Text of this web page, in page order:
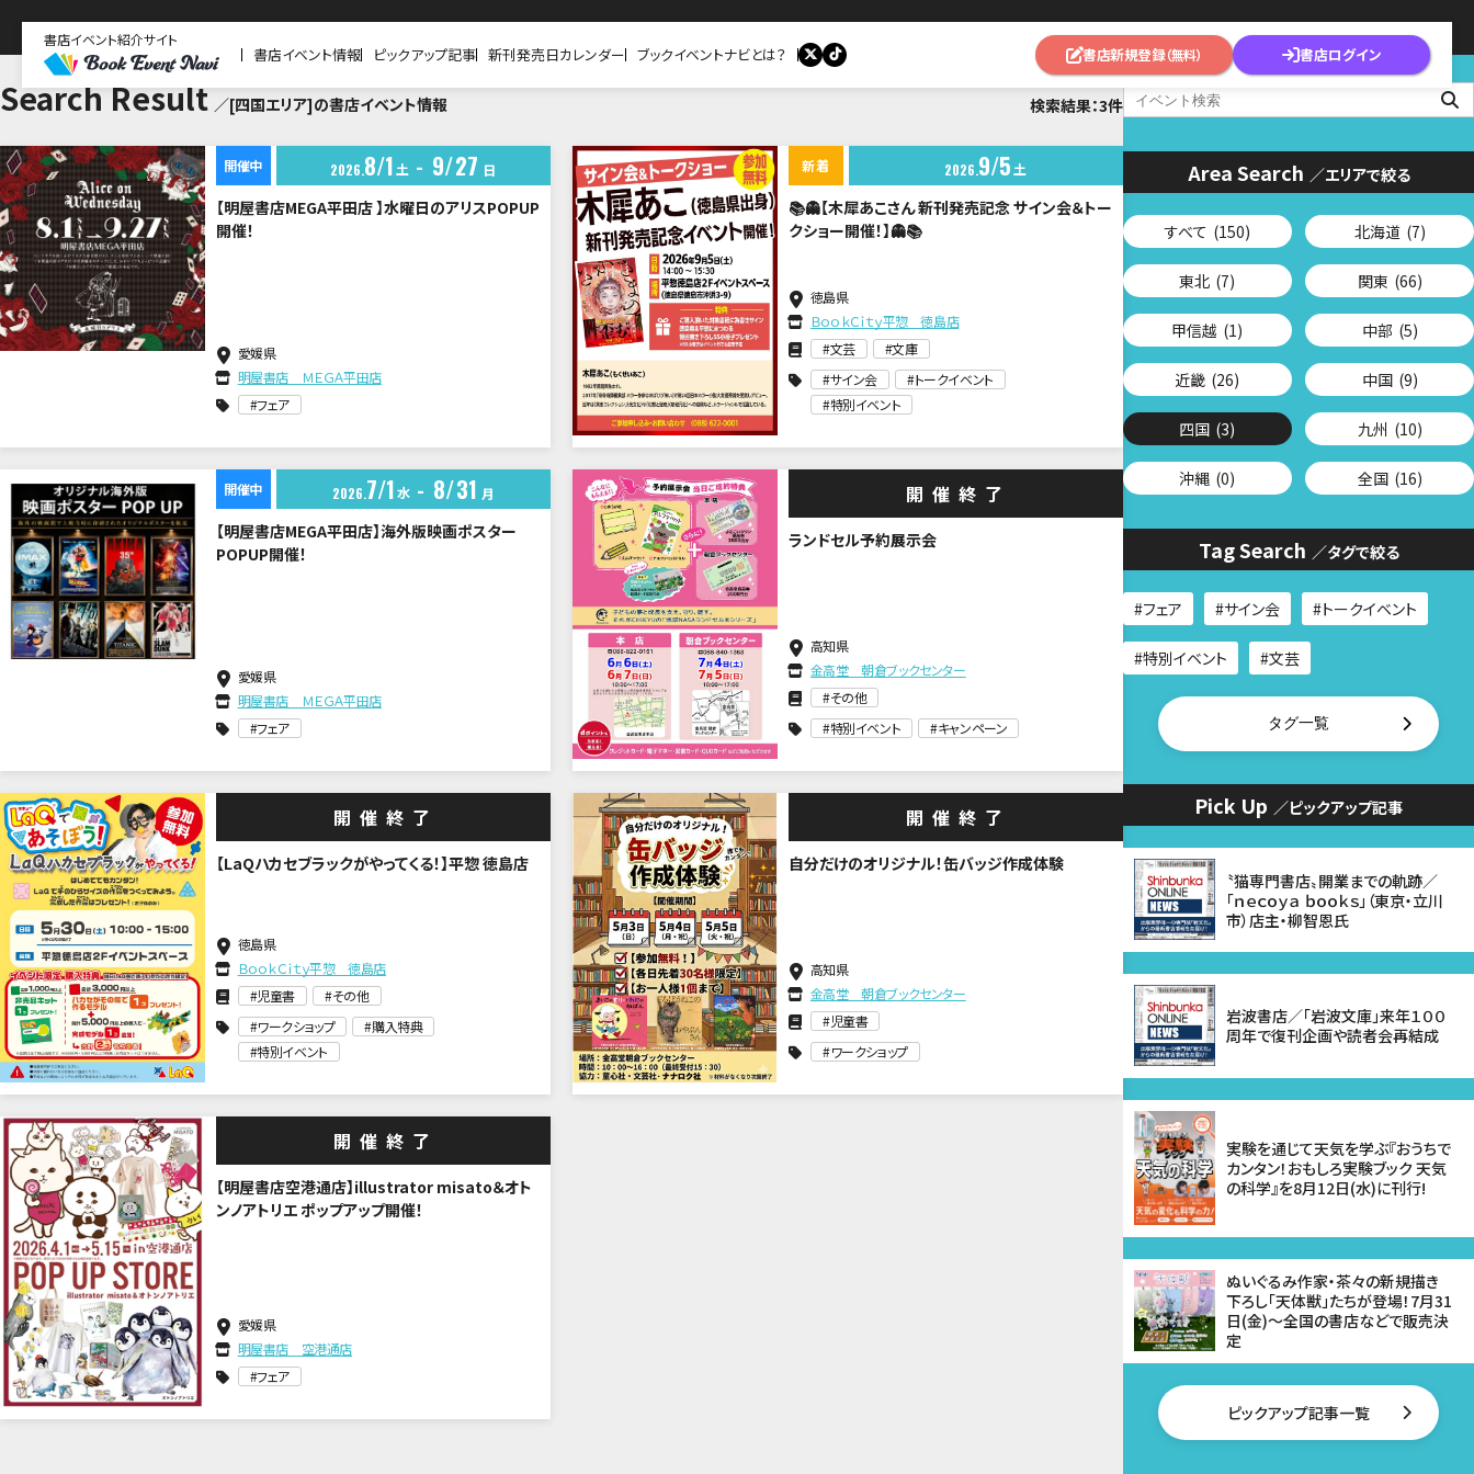
書店イベント紹介サイト
書店イベント情報 ピックアップ記事 新刊発売日カレンダー ブックイベントナビとは？ 書店新規登録（無料） 書店ログイン
Search Result ／[四国エリア]の書店イベント情報 検索結果：3件
開催中 2026 8 1 土 9 27 日
【明屋書店MEGA平田店 】水曜日のアリスPOPUP
開催！
愛媛県
明屋書店 ＭＥＧＡ平田店
フェア
新着 2026 9 5 土
📚👻【木犀あこさん 新刊発売記念 サイン会＆トー
クショー開催！】👻📚
徳島県
ＢｏｏｋＣｉｔｙ平惣 徳島店
文芸
文庫
サイン会
トークイベント
特別イベント
開催中 2026 7 1水 8 31 月
【明屋書店MEGA平田店】海外版映画ポスター
POPUP開催！
愛媛県
明屋書店 ＭＥＧＡ平田店
フェア
開催終了
ランドセル予約展示会
高知県
金高堂 朝倉ブックセンター
その他
特別イベント
キャンペーン
開催終了
【LaQハカセブラックがやってくる！】平惣 徳島店
徳島県
ＢｏｏｋＣｉｔｙ平惣 徳島店
児童書
その他
ワークショップ
購入特典
特別イベント
開催終了
自分だけのオリジナル！缶バッジ作成体験
高知県
金高堂 朝倉ブックセンター
児童書
ワークショップ
開催終了
【明屋書店空港通店】illustrator misato＆オト
ンノアトリエ ポップアップ開催！
愛媛県
明屋書店 空港通店
フェア
Area Search ／エリアで絞る
すべて (150) 北海道 (7)
東北 (7) 関東 (66)
甲信越 (1) 中部 (5)
近畿 (26) 中国 (9)
四国 (3) 九州 (10)
沖縄 (0) 全国 (16)
Tag Search ／タグで絞る
フェア サイン会 トークイベント
特別イベント 文芸
タグ一覧
Pick Up ／ピックアップ記事
〝猫専門書店〟開業までの軌跡／
「ｎｅｃｏｙａ ｂｏｏｋｓ」（東京・立川
市）店主・柳智恩氏
岩波書店／「岩波文庫」来年１００
周年で復刊企画や読者会再結成
実験を通じて天気を学ぶ『おうちで
カンタン！おもしろ実験ブック 天気
の科学』を8月12日(水)に刊行!
ぬいぐるみ作家・茶々の新規描き
下ろし「天体獣」たちが登場！7月31
日(金)～全国の書店などで販売決
定
ピックアップ記事一覧